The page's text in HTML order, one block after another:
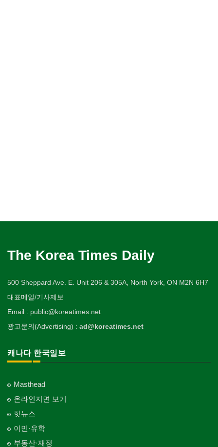
The Korea Times Daily
500 Sheppard Ave. E. Unit 206 & 305A, North York, ON M2N 6H7
대표메일/기사제보
Email : public@koreatimes.net
광고문의(Advertising) : ad@koreatimes.net
캐나다 한국일보
Masthead
온라인지면 보기
핫뉴스
이민·유학
부동산·재정